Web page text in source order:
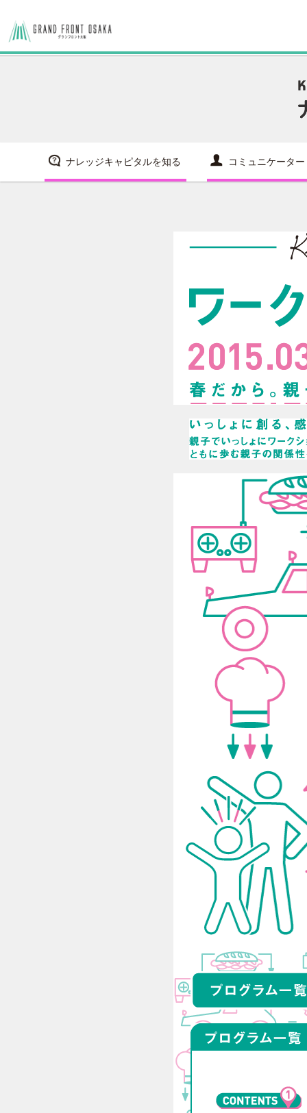
ナレッジキャピタルを知る コミュニケーター